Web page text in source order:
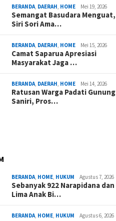
BERANDA, DAERAH, HOME Mei 19, 2026
Semangat Basudara Menguat,
Siri Sori Ama…
BERANDA, DAERAH, HOME Mei 15, 2026
Camat Saparua Apresiasi
Masyarakat Jaga …
BERANDA, DAERAH, HOME Mei 14, 2026
Ratusan Warga Padati Gunung
Saniri, Pros…
BERANDA, HOME, HUKUM Agustus 7, 2026
Sebanyak 922 Narapidana dan
Lima Anak Bi…
BERANDA, HOME, HUKUM Agustus 6, 2026